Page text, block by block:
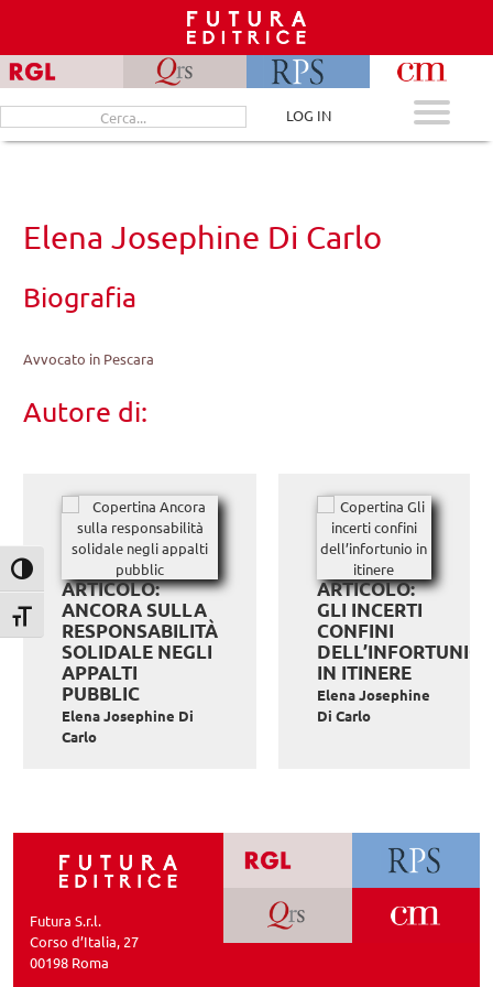
Attiva/disattiva alto contrasto
Attiva/disattiva dimensione testo
content
Cerca
per:
LOG IN
Elena Josephine Di Carlo
Biografia
Avvocato in Pescara
Autore di:
ARTICOLO:
ANCORA SULLA
RESPONSABILITÀ
SOLIDALE NEGLI
APPALTI
PUBBLIC
Elena Josephine Di
Carlo
ARTICOLO:
GLI INCERTI
CONFINI
DELL’INFORTUNIO
IN ITINERE
Elena Josephine
Di Carlo
Futura S.r.l.
Corso d’Italia, 27
00198 Roma